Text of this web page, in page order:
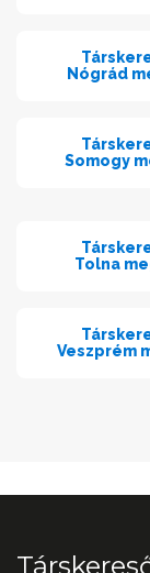
Nógrád
Somogy
Tolna
Veszprém